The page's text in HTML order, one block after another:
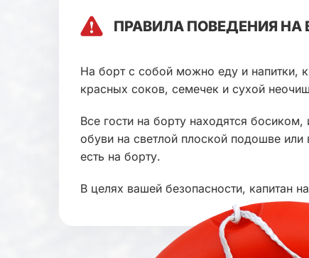
ПРАВИЛА ПОВЕДЕНИЯ НА
На борт с собой можно еду и напитки,
красных соков, семечек и сухой
Все гости на борту находятся
обуви на светлой плоской подошве или
есть на борту.
В целях вашей безопасности, капитан